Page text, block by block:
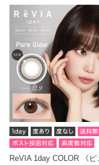
ReVIA 1day COLOR 《ピ